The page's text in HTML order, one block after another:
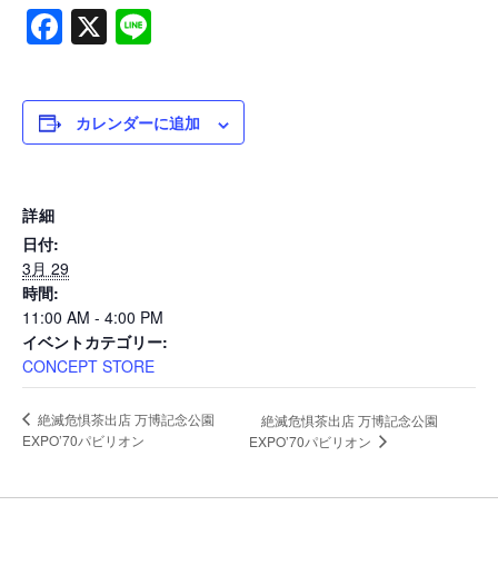
Online
Shop
Company
info
Facebook
X
カレンダーに追加
詳細
日付:
3月 29
時間:
11:00 AM - 4:00 PM
イベントカテゴリー:
CONCEPT STORE
絶滅危惧茶出店 万博記念公園
EXPO’70パビリオン
絶滅危惧茶出店 万博記念公園
EXPO’70パビリオン